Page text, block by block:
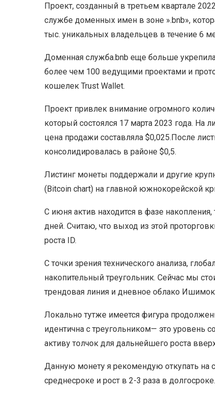
Проект, созданный в третьем квартале
службе доменных имен в зоне ».bnb»,
тыс. уникальных владельцев в течение 6
Доменная служба.bnb еще больше
более чем 100 ведущими проектами и
кошелек Trust Wallet.
Проект привлек внимание огромного
который состоялся 17 марта 2023 года. На
цена продажи составляла $0,025.После
консолидировалась в районе $0,5.
Листинг монеты поддержали и другие
(Bitcoin chart) на главной южнокорейской
С июня актив находится в фазе
дней. Считаю, что выход из этой
роста ID.
С точки зрения технического анализа,
накопительный треугольник. Сейчас мы
трендовая линия и дневное облако
Локально тутже имеется фигура
идентична с треугольником— это уровень
активу толчок для дальнейшего роста
Данную монету я рекомендую откупать на
среднесроке и рост в 2-3 раза в долгосроке.